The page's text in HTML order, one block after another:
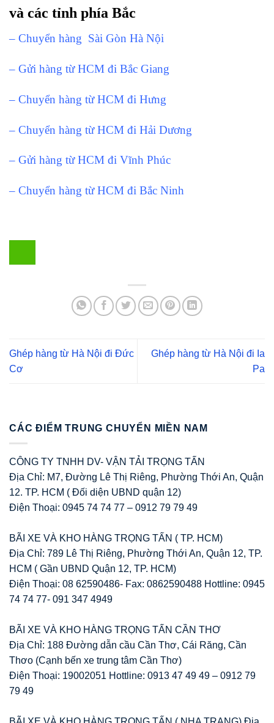
và các tỉnh phía Bắc
– Chuyển hàng Sài Gòn Hà Nội
– Gửi hàng từ HCM đi Bắc Giang
– Chuyển hàng từ HCM đi Hưng
– Chuyển hàng từ HCM đi Hải Dương
– Gửi hàng từ HCM đi Vĩnh Phúc
– Chuyển hàng từ HCM đi Bắc Ninh
Ghép hàng từ Hà Nội đi Đức
Cơ
Ghép hàng từ Hà Nội đi Ia
Pa
CÁC ĐIỂM TRUNG CHUYỂN MIỀN NAM
CÔNG TY TNHH DV- VẬN TẢI TRỌNG TẤN
Địa Chỉ: M7, Đường Lê Thị Riêng, Phường Thới An, Quận
12. TP. HCM ( Đối diện UBND quận 12)
Điện Thoại: 0945 74 74 77 – 0912 79 79 49
BÃI XE VÀ KHO HÀNG TRỌNG TẤN ( TP. HCM)
Địa Chỉ: 789 Lê Thị Riêng, Phường Thới An, Quận 12, TP.
HCM ( Gần UBND Quận 12, TP. HCM)
Điện Thoại: 08 62590486- Fax: 0862590488 Hottline: 0945
74 74 77- 091 347 4949
BÃI XE VÀ KHO HÀNG TRỌNG TẤN CẦN THƠ
Địa Chỉ: 188 Đường dẫn cầu Cần Thơ, Cái Răng, Cần
Thơo (Cạnh bến xe trung tâm Cần Thơ)
Điện Thoại: 19002051 Hottline: 0913 47 49 49 – 0912 79
79 49